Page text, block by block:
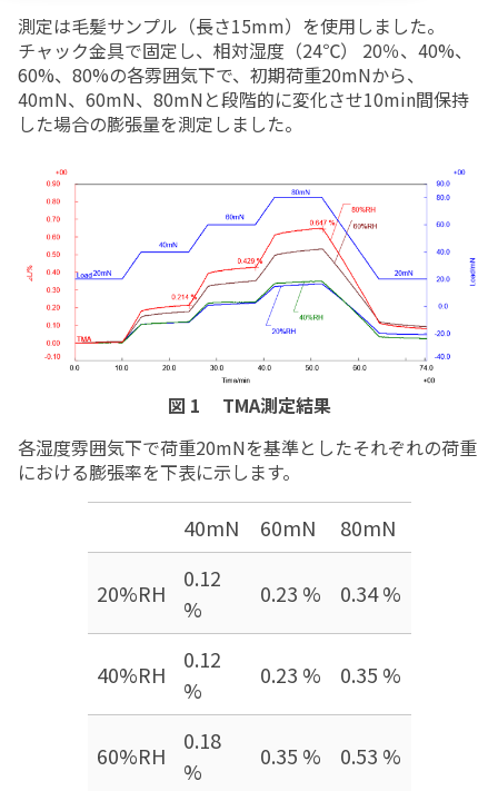
測定は毛髪サンプル（長さ15mm）を使用しました。
チャック金具で固定し、相対湿度（24℃） 20％、40%、
60%、80%の各雰囲気下で、初期荷重20mNから、
40mN、60mN、80mNと段階的に変化させ10min間保持
した場合の膨張量を測定しました。
図 1 TMA測定結果
各湿度雰囲気下で荷重20mNを基準としたそれぞれの荷重
における膨張率を下表に示します。
40mN 60mN 80mN
20%RH
0.12
%
0.23 % 0.34 %
40%RH
0.12
%
0.23 % 0.35 %
60%RH
0.18
%
0.35 % 0.53 %